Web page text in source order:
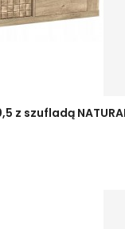
z szufladą